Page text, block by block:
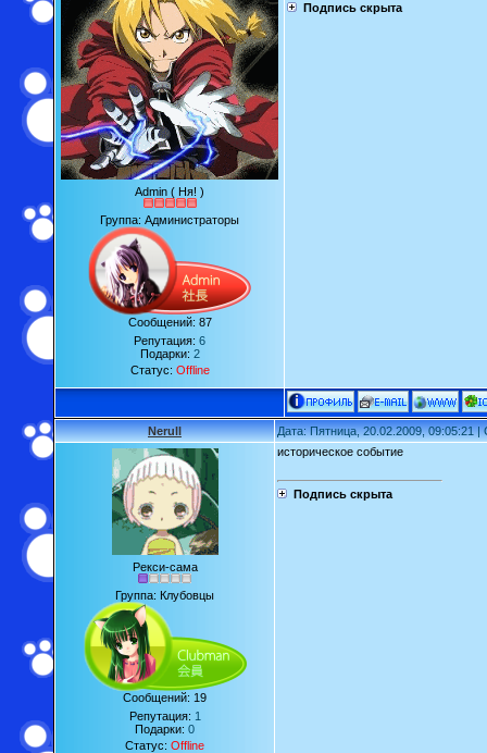
Admin ( Ня! )
Группа: Администраторы
Сообщений: 87
Репутация: 6
Подарки: 2
Статус: Offline
Подпись скрыта
Nerull Дата: Пятница, 20.02.2009, 09:05:21
Рекси-сама
Группа: Клубовцы
Сообщений: 19
Репутация: 1
Подарки: 0
Статус: Offline
историческое событие
Подпись скрыта